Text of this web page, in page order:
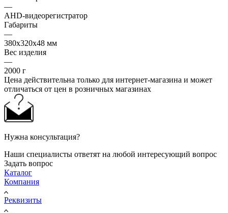
—
AHD-видеорегистратор
Габариты
—
380x320x48 мм
Вес изделия
—
2000 г
Цена действительна только для интернет-магазина и может
отличаться от цен в розничных магазинах
Нужна консультация?
Наши специалисты ответят на любой интересующий вопрос
Задать вопрос
Каталог
Компания
Реквизиты